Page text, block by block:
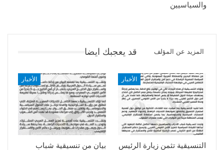
والسياسيين
قد يعجبك ايضا المزيد عن المؤلف
الأخبار
بيان من تنسيقية شباب
الأخبار
التنسيقية تثمن زيارة الرئيس